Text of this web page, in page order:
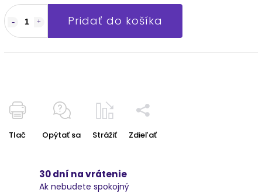
Pridať do košíka
Tlač Opýtať sa Strážiť Zdieľať
30 dní na vrátenie
Ak nebudete spokojný